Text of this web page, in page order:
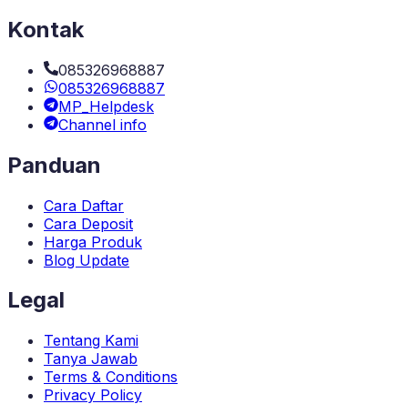
Kontak
085326968887
085326968887
MP_Helpdesk
Channel info
Panduan
Cara Daftar
Cara Deposit
Harga Produk
Blog Update
Legal
Tentang Kami
Tanya Jawab
Terms & Conditions
Privacy Policy